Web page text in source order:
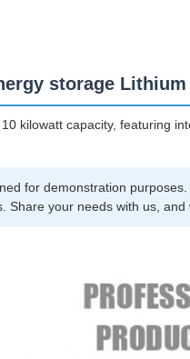
storage
kilowatt capacity, featuring
for demonstration
Share your needs with us,